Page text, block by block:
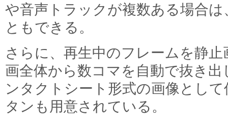
や音声トラックが複数ある場合
ともできる。
さらに、再生中のフレームを静
画全体から数コマを自動で抜き
ンタクトシート形式の画像とし
タンも用意されている。